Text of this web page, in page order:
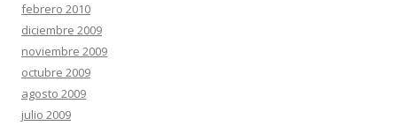
febrero 2010
diciembre 2009
noviembre 2009
octubre 2009
agosto 2009
julio 2009